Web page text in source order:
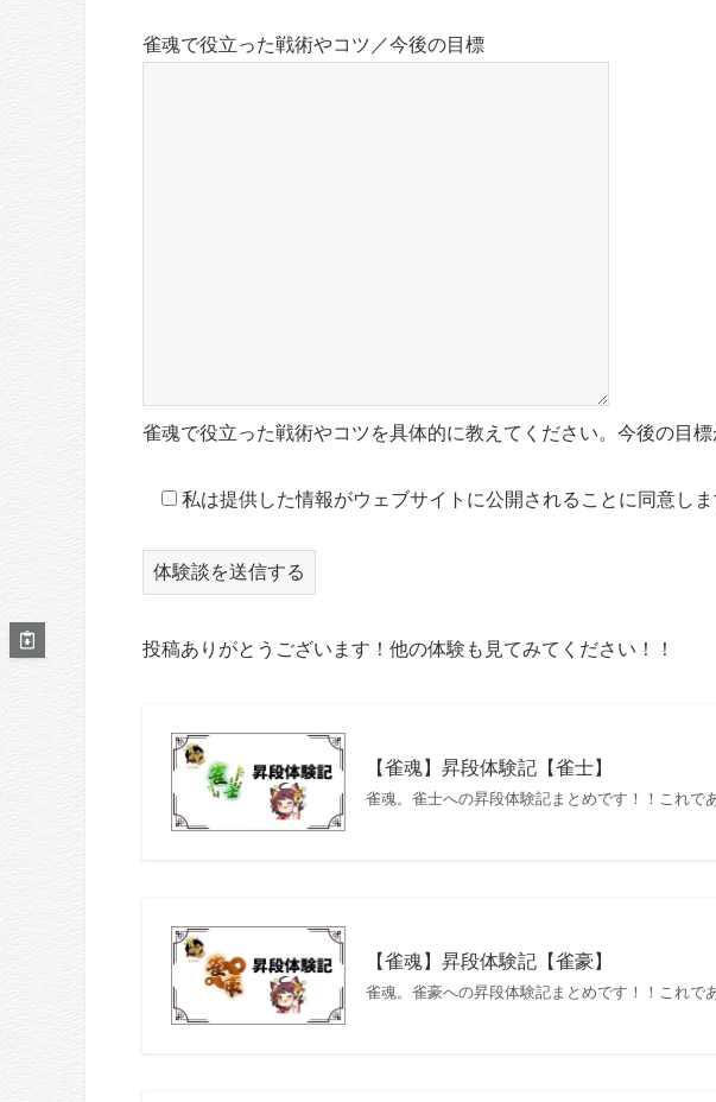
雀魂で役立った戦術やコツ／今後の目標
雀魂で役立った戦術やコツを具体的に教えてください。今後の目
私は提供した情報がウェブサイトに公開されることに同意しま
投稿ありがとうございます！他の体験も見てみてください！！
【雀魂】昇段体験記【雀士】
雀魂。雀士への昇段体験記まとめです！！これで
【雀魂】昇段体験記【雀豪】
雀魂。雀豪への昇段体験記まとめです！！これで